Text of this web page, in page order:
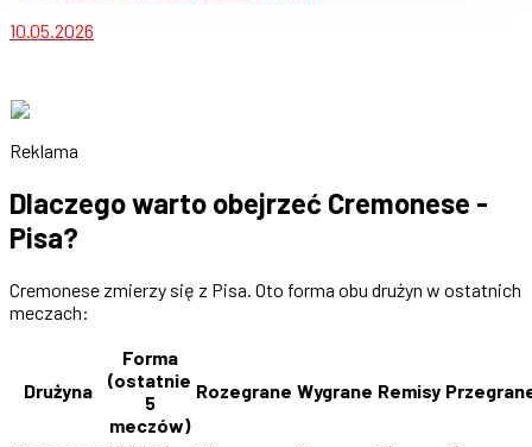
10.05.2026
Reklama
Dlaczego warto obejrzeć Cremonese -
Pisa?
Cremonese zmierzy się z Pisa. Oto forma obu drużyn w ostatnich
meczach:
Drużyna
Forma
(ostatnie
5
meczów)
Rozegrane Wygrane Remisy